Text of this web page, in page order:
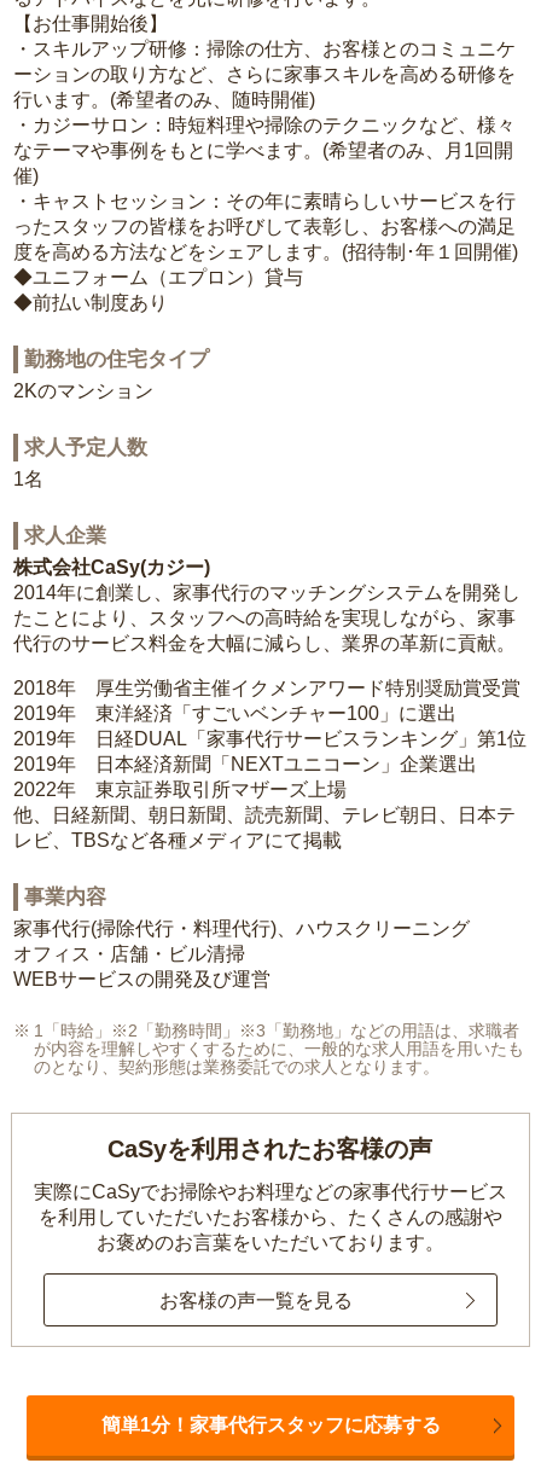
【お仕事開始後】
・スキルアップ研修：掃除の仕方、お客様とのコミュニケ
ーションの取り方など、さらに家事スキルを高める研修を
行います。(希望者のみ、随時開催)
・カジーサロン：時短料理や掃除のテクニックなど、様々
なテーマや事例をもとに学べます。(希望者のみ、月1回開
催)
・キャストセッション：その年に素晴らしいサービスを行
ったスタッフの皆様をお呼びして表彰し、お客様への満足
度を高める方法などをシェアします。(招待制･年１回開催)
◆ユニフォーム（エプロン）貸与
◆前払い制度あり
勤務地の住宅タイプ
2Kのマンション
求人予定人数
1名
求人企業
株式会社CaSy(カジー)
2014年に創業し、家事代行のマッチングシステムを開発し
たことにより、スタッフへの高時給を実現しながら、家事
代行のサービス料金を大幅に減らし、業界の革新に貢献。
2018年 厚生労働省主催イクメンアワード特別奨励賞受賞
2019年 東洋経済「すごいベンチャー100」に選出
2019年 日経DUAL「家事代行サービスランキング」第1位
2019年 日本経済新聞「NEXTユニコーン」企業選出
2022年 東京証券取引所マザーズ上場
他、日経新聞、朝日新聞、読売新聞、テレビ朝日、日本テ
レビ、TBSなど各種メディアにて掲載
事業内容
家事代行(掃除代行・料理代行)、ハウスクリーニング
オフィス・店舗・ビル清掃
WEBサービスの開発及び運営
1「時給」※2「勤務時間」※3「勤務地」などの用語は、求職者
が内容を理解しやすくするために、一般的な求人用語を用いたも
のとなり、契約形態は業務委託での求人となります。
CaSyを利用されたお客様の声
実際にCaSyでお掃除やお料理などの家事代行サービス
を利用していただいたお客様から、 たくさんの感謝や
お褒めのお言葉をいただいております。
お客様の声一覧を見る
簡単1分！家事代行スタッフに応募する